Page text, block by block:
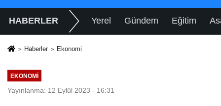
HABERLER Yerel Gündem Eğitim
Haberler Ekonomi
EKONOMI
Yayınlanma: 12 Eylül 2023 - 16:31